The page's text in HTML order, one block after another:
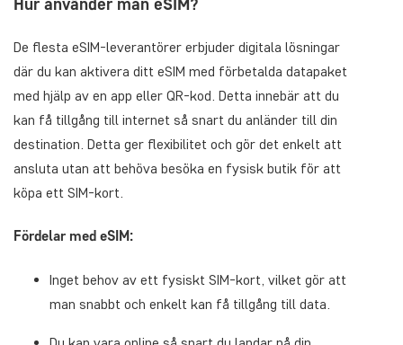
Hur använder man eSIM?
De flesta eSIM-leverantörer erbjuder digitala lösningar
där du kan aktivera ditt eSIM med förbetalda datapaket
med hjälp av en app eller QR-kod. Detta innebär att du
kan få tillgång till internet så snart du anländer till din
destination. Detta ger flexibilitet och gör det enkelt att
ansluta utan att behöva besöka en fysisk butik för att
köpa ett SIM-kort.
Fördelar med eSIM:
Inget behov av ett fysiskt SIM-kort, vilket gör att
man snabbt och enkelt kan få tillgång till data.